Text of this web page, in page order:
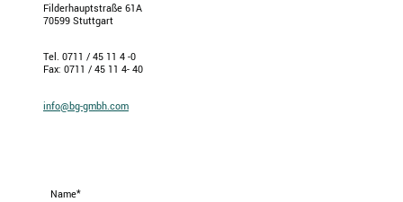
Filderhauptstraße 61A
70599 Stuttgart
Tel. 0711 / 45 11 4 -0
Fax: 0711 / 45 11 4- 40
info@bg-gmbh.com
Name*